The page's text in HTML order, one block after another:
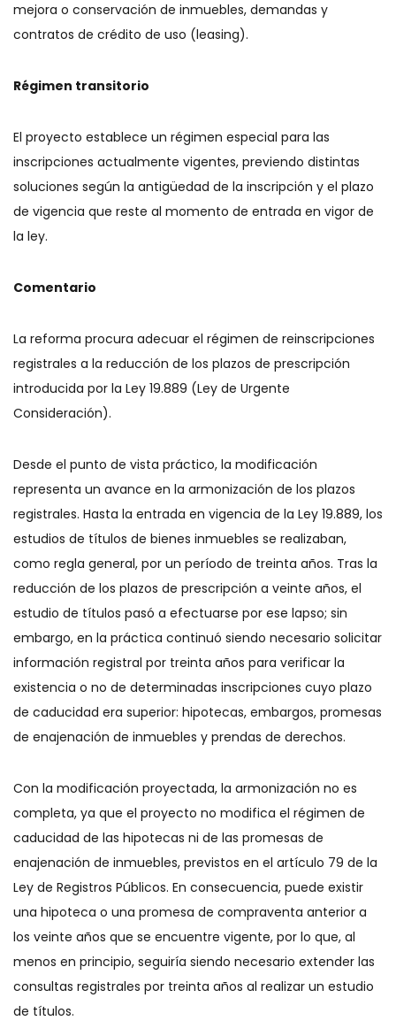
mejora o conservación de inmuebles, demandas y
contratos de crédito de uso (leasing).
Régimen transitorio
El proyecto establece un régimen especial para las
inscripciones actualmente vigentes, previendo distintas
soluciones según la antigüedad de la inscripción y el plazo
de vigencia que reste al momento de entrada en vigor de
la ley.
Comentario
La reforma procura adecuar el régimen de reinscripciones
registrales a la reducción de los plazos de prescripción
introducida por la Ley 19.889 (Ley de Urgente
Consideración).
Desde el punto de vista práctico, la modificación
representa un avance en la armonización de los plazos
registrales. Hasta la entrada en vigencia de la Ley 19.889, los
estudios de títulos de bienes inmuebles se realizaban,
como regla general, por un período de treinta años. Tras la
reducción de los plazos de prescripción a veinte años, el
estudio de títulos pasó a efectuarse por ese lapso; sin
embargo, en la práctica continuó siendo necesario solicitar
información registral por treinta años para verificar la
existencia o no de determinadas inscripciones cuyo plazo
de caducidad era superior: hipotecas, embargos, promesas
de enajenación de inmuebles y prendas de derechos.
Con la modificación proyectada, la armonización no es
completa, ya que el proyecto no modifica el régimen de
caducidad de las hipotecas ni de las promesas de
enajenación de inmuebles, previstos en el artículo 79 de la
Ley de Registros Públicos. En consecuencia, puede existir
una hipoteca o una promesa de compraventa anterior a
los veinte años que se encuentre vigente, por lo que, al
menos en principio, seguiría siendo necesario extender las
consultas registrales por treinta años al realizar un estudio
de títulos.